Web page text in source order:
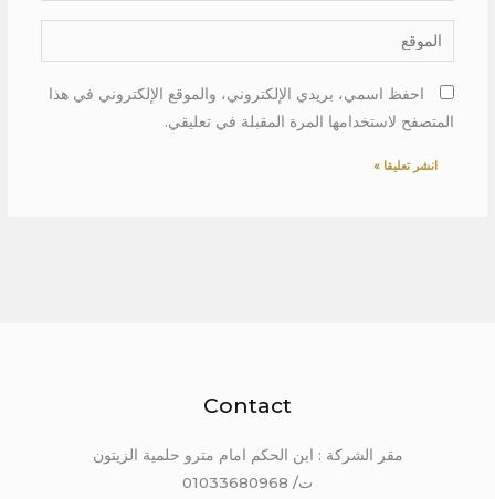
الموقع
احفظ اسمي، بريدي الإلكتروني، والموقع الإلكتروني في هذا
المتصفح لاستخدامها المرة المقبلة في تعليقي.
Contact
مقر الشركة : ابن الحكم امام مترو حلمية الزيتون
ت/ 01033680968